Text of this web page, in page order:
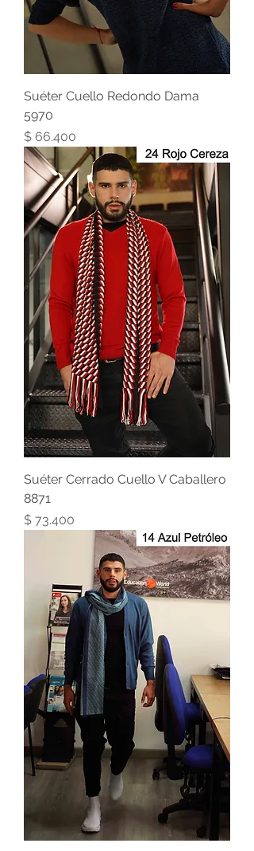
Suéter Cuello Redondo Dama
5970
Precio
$ 66.400
Suéter Cerrado Cuello V Caballero
8871
Precio
$ 73.400